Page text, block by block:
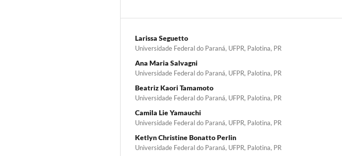
Larissa Seguetto
Universidade Federal do Paraná, UFPR, Palotina, PR
Ana Maria Salvagni
Universidade Federal do Paraná, UFPR, Palotina, PR
Beatriz Kaori Tamamoto
Universidade Federal do Paraná, UFPR, Palotina, PR
Camila Lie Yamauchi
Universidade Federal do Paraná, UFPR, Palotina, PR
Ketlyn Christine Bonatto Perlin
Universidade Federal do Paraná, UFPR, Palotina, PR